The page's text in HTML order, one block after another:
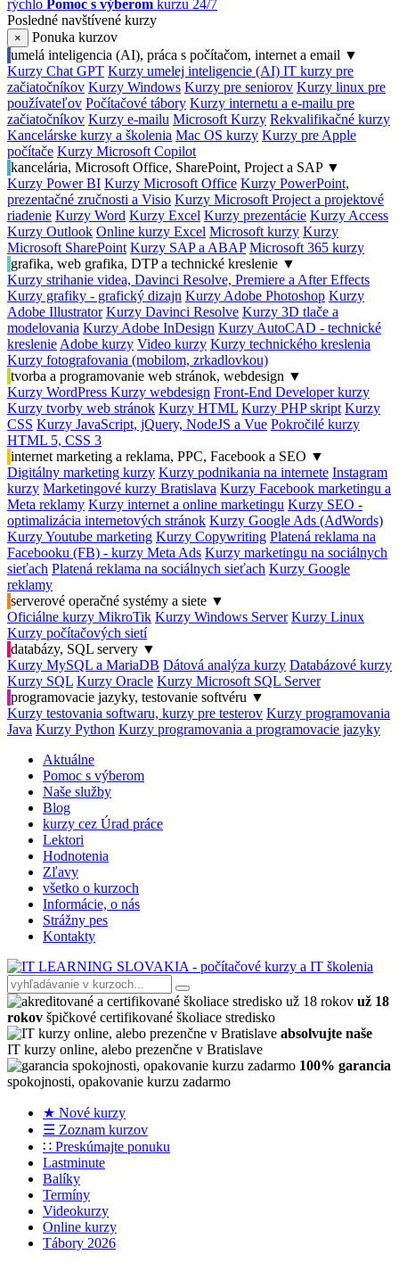
rýchlo Pomoc s výberom kurzu 24/7
Posledné navštívené kurzy
×
Ponuka kurzov
umelá inteligencia (AI), práca s počítačom, internet a email ▼
Kurzy Chat GPT Kurzy umelej inteligencie (AI) IT kurzy pre
začiatočníkov Kurzy Windows Kurzy pre seniorov Kurzy linux pre
používateľov Počítačové tábory Kurzy internetu a e-mailu pre
začiatočníkov Kurzy e-mailu Microsoft Kurzy Rekvalifikačné kurzy
Kancelárske kurzy a školenia Mac OS kurzy Kurzy pre Apple
počítače Kurzy Microsoft Copilot
kancelária, Microsoft Office, SharePoint, Project a SAP ▼
Kurzy Power BI Kurzy Microsoft Office Kurzy PowerPoint,
prezentačné zručnosti a Visio Kurzy Microsoft Project a projektové
riadenie Kurzy Word Kurzy Excel Kurzy prezentácie Kurzy Access
Kurzy Outlook Online kurzy Excel Microsoft kurzy Kurzy
Microsoft SharePoint Kurzy SAP a ABAP Microsoft 365 kurzy
grafika, web grafika, DTP a technické kreslenie ▼
Kurzy strihanie videa, Davinci Resolve, Premiere a After Effects
Kurzy grafiky - grafický dizajn Kurzy Adobe Photoshop Kurzy
Adobe Illustrator Kurzy Davinci Resolve Kurzy 3D tlače a
modelovania Kurzy Adobe InDesign Kurzy AutoCAD - technické
kreslenie Adobe kurzy Video kurzy Kurzy technického kreslenia
Kurzy fotografovania (mobilom, zrkadlovkou)
tvorba a programovanie web stránok, webdesign ▼
Kurzy WordPress Kurzy webdesign Front-End Developer kurzy
Kurzy tvorby web stránok Kurzy HTML Kurzy PHP skript Kurzy
CSS Kurzy JavaScript, jQuery, NodeJS a Vue Pokročilé kurzy
HTML 5, CSS 3
internet marketing a reklama, PPC, Facebook a SEO ▼
Digitálny marketing kurzy Kurzy podnikania na internete Instagram
kurzy Marketingové kurzy Bratislava Kurzy Facebook marketingu a
Meta reklamy Kurzy internet a online marketingu Kurzy SEO -
optimalizácia internetových stránok Kurzy Google Ads (AdWords)
Kurzy Youtube marketing Kurzy Copywriting Platená reklama na
Facebooku (FB) - kurzy Meta Ads Kurzy marketingu na sociálnych
sieťach Platená reklama na sociálnych sieťach Kurzy Google
reklamy
serverové operačné systémy a siete ▼
Oficiálne kurzy MikroTik Kurzy Windows Server Kurzy Linux
Kurzy počítačových sietí
databázy, SQL servery ▼
Kurzy MySQL a MariaDB Dátová analýza kurzy Databázové kurzy
Kurzy SQL Kurzy Oracle Kurzy Microsoft SQL Server
programovacie jazyky, testovanie softvéru ▼
Kurzy testovania softwaru, kurzy pre testerov Kurzy programovania
Java Kurzy Python Kurzy programovania a programovacie jazyky
Aktuálne
Pomoc s výberom
Naše služby
Blog
kurzy cez Úrad práce
Lektori
Hodnotenia
Zľavy
všetko o kurzoch
Informácie, o nás
Strážny pes
Kontakty
už 18
rokov špičkové certifikované školiace stredisko
absolvujte naše
IT kurzy online, alebo prezenčne v Bratislave
100% garancia
spokojnosti, opakovanie kurzu zadarmo
★ Nové kurzy
☰ Zoznam kurzov
∷ Preskúmajte ponuku
Lastminute
Balíky
Termíny
Videokurzy
Online kurzy
Tábory 2026